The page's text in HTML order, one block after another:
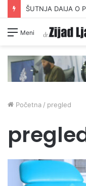
ŠUTNJA DAIJA O
Meni
Početna / pregled